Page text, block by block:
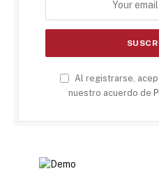
Al registrarse,
nuestro acuerdo de